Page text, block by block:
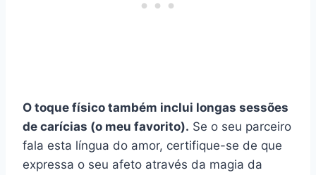
O toque físico também inclui longas sessões
de carícias (o meu favorito). Se o seu parceiro
fala esta língua do amor, certifique-se de que
expressa o seu afeto através da magia da